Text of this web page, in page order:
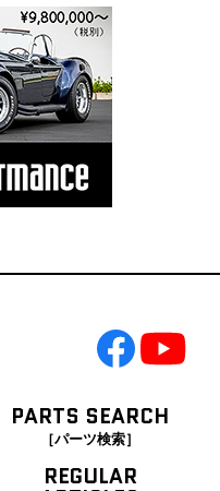
PARTS SEARCH
［パーツ検索］
REGULAR